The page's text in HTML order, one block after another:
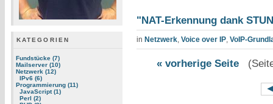
KATEGORIEN
Fundstücke (7)
Mailserver (10)
Netzwerk (12)
IPv6 (6)
Programmierung (11)
JavaScript (1)
Perl (2)
"NAT-Erkennung dank
in Netzwerk, Voice over IP, VoIP-
« vorherige Seite